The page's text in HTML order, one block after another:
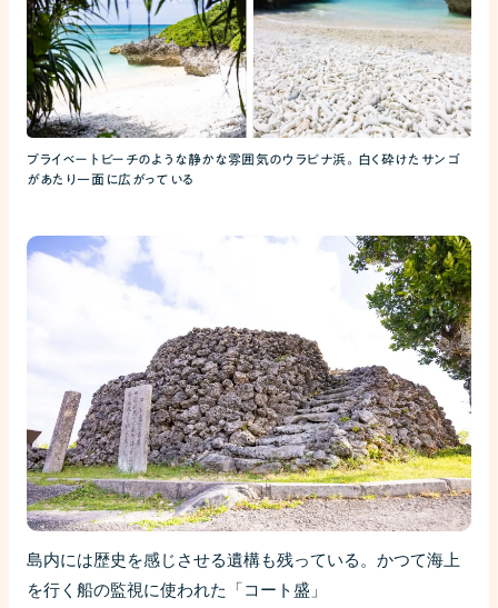
プライベートビーチのような静かな雰囲気のウラピナ浜。白く砕けたサンゴ
があたり一面に広がっている
島内には歴史を感じさせる遺構も残っている。かつて海上
を行く船の監視に使われた「コート盛」